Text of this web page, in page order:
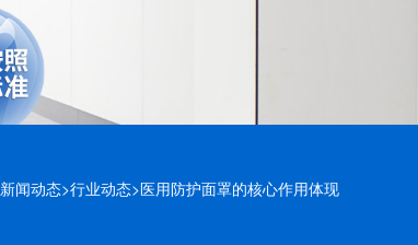
新闻动态>行业动态>医用防护面罩的核心作用体现